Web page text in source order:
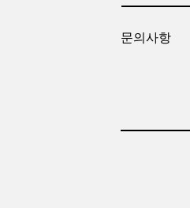
문의사항